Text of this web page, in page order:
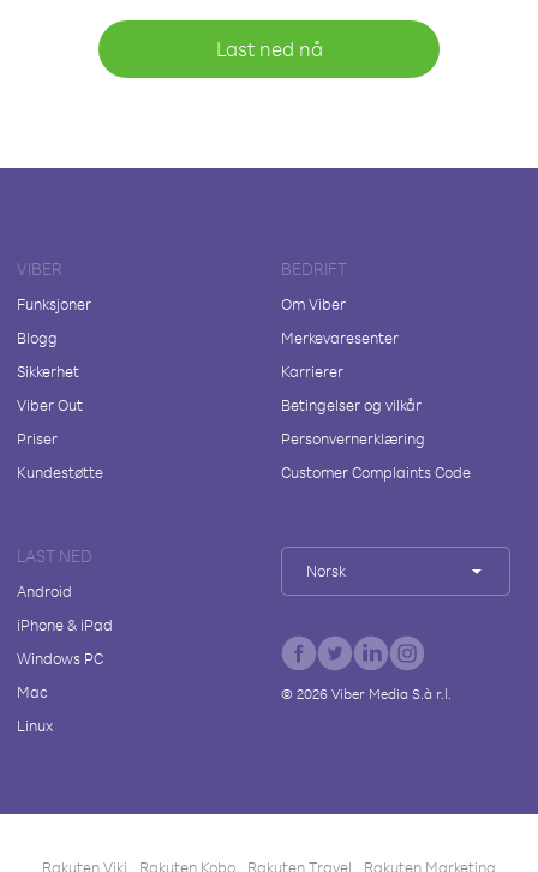
Last ned nå
VIBER
Funksjoner
Blogg
Sikkerhet
Viber Out
Priser
Kundestøtte
BEDRIFT
Om Viber
Merkevaresenter
Karrierer
Betingelser og vilkår
Personvernerklæring
Customer Complaints Code
LAST NED
Android
iPhone & iPad
Windows PC
Mac
Linux
Norsk
© 2026Viber Media S.à r.l.
Rakuten Viki Rakuten Kobo Rakuten Travel Rakuten Marketing